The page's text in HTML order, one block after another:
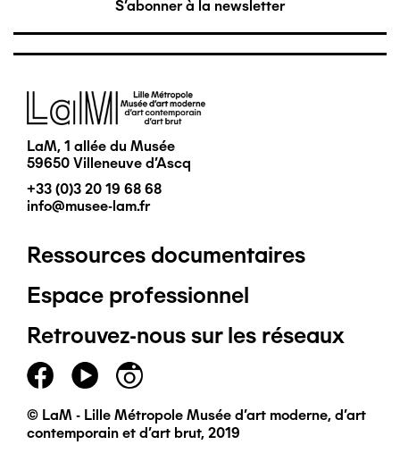
S'abonner à la newsletter
Image
LaM, 1 allée du Musée
59650 Villeneuve d'Ascq
+33 (0)3 20 19 68 68
info@musee-lam.fr
Pied
de
page
principal
Ressources documentaires
Espace professionnel
Retrouvez-nous sur les réseaux
© LaM - Lille Métropole Musée d'art moderne, d'art
contemporain et d'art brut, 2019